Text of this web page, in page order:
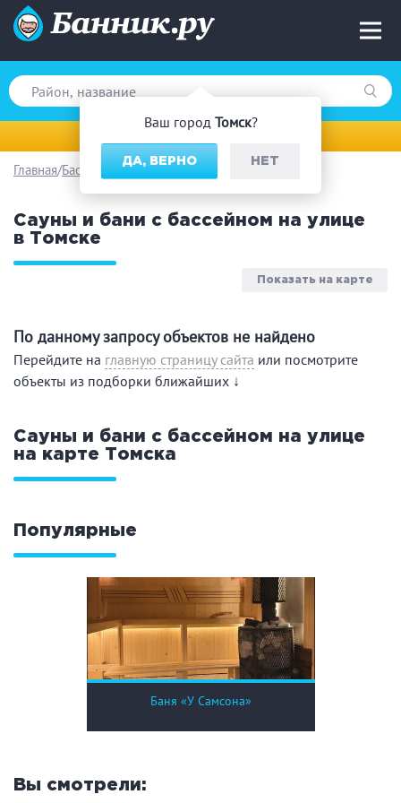
Ваш город Томск?
ДА, ВЕРНО НЕТ
Вид парной
Русская баня
Финская сауна
Турецкая баня
На дровах
Поводы
Загородный отдых
до 10 человек
от 20 человек
Банные услуги
Массаж
Веники
Парильщик/ банщик
Главная Бассейн на улице
Сауны и бани с бассейном на улице
в Томске
Показать на карте
По данному запросу объектов не найдено
Перейдите на главную страницу сайта или посмотрите
объекты из подборки ближайших ↓
Сауны и бани с бассейном на улице
на карте Томска
Популярные
Баня «У Самсона»
Вы смотрели: